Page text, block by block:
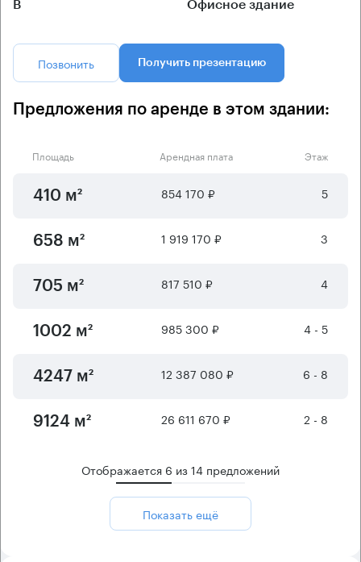
B Офисное здание
Позвонить Получить презентацию
Предложения по аренде в этом здании:
Площадь Арендная плата Этаж
410 м² 854 170 ₽ 5
658 м² 1 919 170 ₽ 3
705 м² 817 510 ₽ 4
1002 м² 985 300 ₽ 4 - 5
4247 м² 12 387 080 ₽ 6 - 8
9124 м² 26 611 670 ₽ 2 - 8
Отображается 6 из14 предложений
Показать ещё